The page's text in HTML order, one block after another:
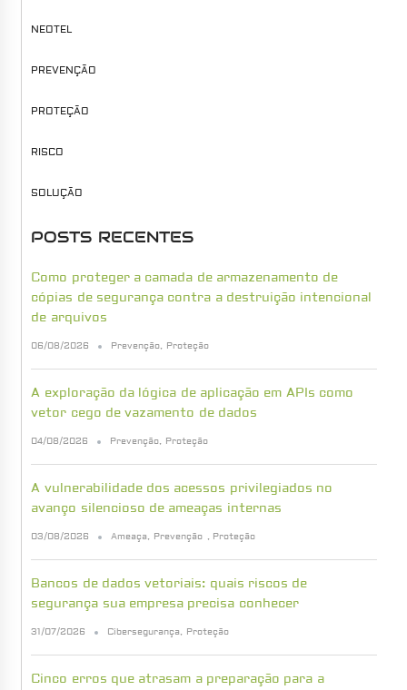
NEOTEL
PREVENÇÃO
PROTEÇÃO
RISCO
SOLUÇÃO
POSTS RECENTES
Como proteger a camada de armazenamento de
cópias de segurança contra a destruição intencional
de arquivos
06/08/2026 Prevenção, Proteção
A exploração da lógica de aplicação em APIs como
vetor cego de vazamento de dados
04/08/2026 Prevenção, Proteção
A vulnerabilidade dos acessos privilegiados no
avanço silencioso de ameaças internas
03/08/2026 Ameaça, Prevenção , Proteção
Bancos de dados vetoriais: quais riscos de
segurança sua empresa precisa conhecer
31/07/2026 Cibersegurança, Proteção
Cinco erros que atrasam a preparação para a